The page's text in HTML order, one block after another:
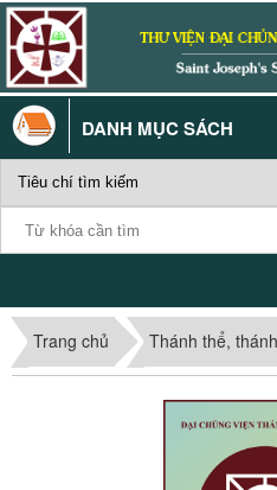
DANH MỤC SÁCH
Trang chủ Thánh thể,